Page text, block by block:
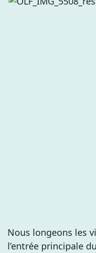
Nous longeons les
l’entrée principale